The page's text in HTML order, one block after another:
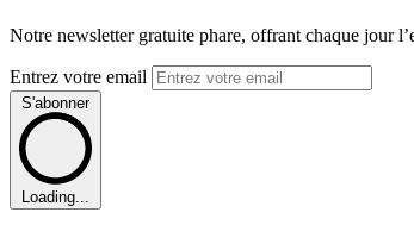
Notre newsletter gratuite phare, offrant chaque jour
Entrez votre email
S'abonner
Loading...